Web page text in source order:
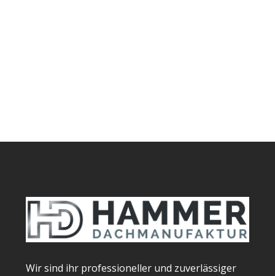
Wir sind ihr professioneller und zuverlässiger